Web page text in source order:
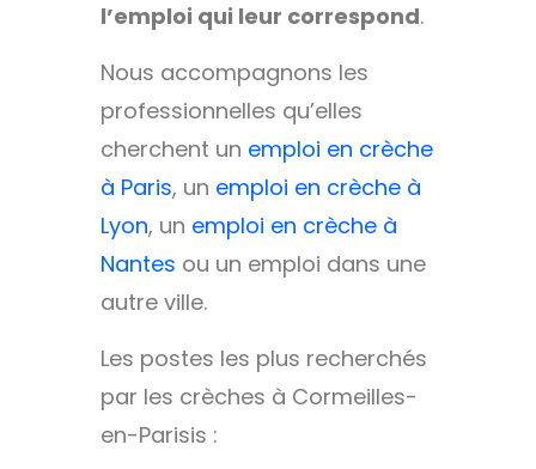
l’emploi qui leur correspond.
Nous accompagnons les
professionnelles qu’elles
cherchent un emploi en crèche
à Paris, un emploi en crèche à
Lyon, un emploi en crèche à
Nantes ou un emploi dans une
autre ville.
Les postes les plus recherchés
par les crèches à Cormeilles-
en-Parisis :